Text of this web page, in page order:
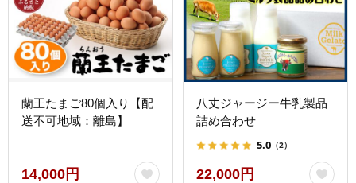
蘭王たまご80個入り【配
送不可地域：離島】
14,000円
八丈ジャージー牛乳製品
詰め合わせ
5.0 （2）
22,000円